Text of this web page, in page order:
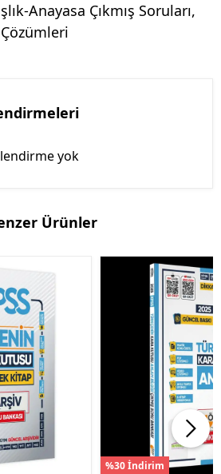
Anayasa Çıkmış Soruları,
yok
Ürünler
%30 İndirim